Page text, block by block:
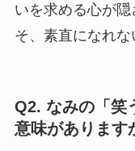
いを求める心が
そ、素直になれな
Q2. なみの「笑
意味があります